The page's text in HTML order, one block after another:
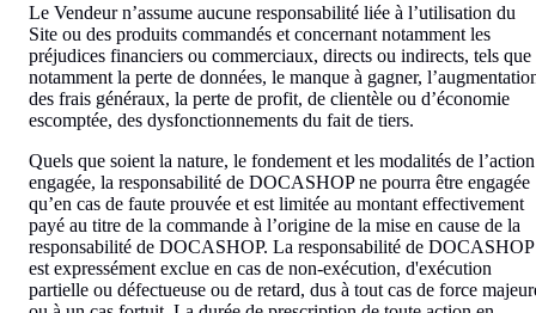
Le Vendeur n’assume aucune responsabilité liée à l’utilisation du
Site ou des produits commandés et concernant notamment les
préjudices financiers ou commerciaux, directs ou indirects, tels que
notamment la perte de données, le manque à gagner,
des frais généraux, la perte de profit, de clientèle ou d’économie
escomptée, des dysfonctionnements du fait de tiers.
Quels que soient la nature, le fondement et les modalités de l’action
engagée, la responsabilité de DOCASHOP ne pourra être engagée
qu’en cas de faute prouvée et est limitée au montant effectivement
payé au titre de la commande à l’origine de la mise en cause de la
responsabilité de DOCASHOP. La responsabilité de DOCASHOP
est expressément exclue en cas de non-exécution, d'exécution
partielle ou défectueuse ou de retard, dus à tout cas de force